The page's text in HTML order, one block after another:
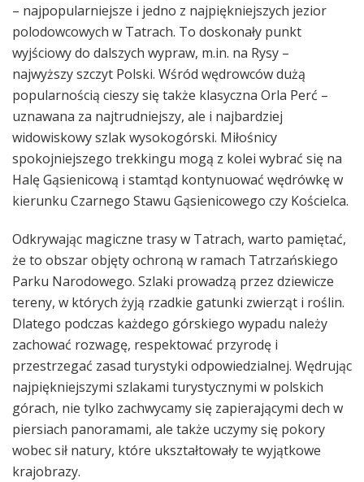
– najpopularniejsze i jedno z najpiękniejszych jezior
polodowcowych w Tatrach. To doskonały punkt
wyjściowy do dalszych wypraw, m.in. na Rysy –
najwyższy szczyt Polski. Wśród wędrowców dużą
popularnością cieszy się także klasyczna Orla Perć –
uznawana za najtrudniejszy, ale i najbardziej
widowiskowy szlak wysokogórski. Miłośnicy
spokojniejszego trekkingu mogą z kolei wybrać się na
Halę Gąsienicową i stamtąd kontynuować wędrówkę w
kierunku Czarnego Stawu Gąsienicowego czy Kościelca.
Odkrywając magiczne trasy w Tatrach, warto pamiętać,
że to obszar objęty ochroną w ramach Tatrzańskiego
Parku Narodowego. Szlaki prowadzą przez dziewicze
tereny, w których żyją rzadkie gatunki zwierząt i roślin.
Dlatego podczas każdego górskiego wypadu należy
zachować rozwagę, respektować przyrodę i
przestrzegać zasad turystyki odpowiedzialnej. Wędrując
najpiękniejszymi szlakami turystycznymi w polskich
górach, nie tylko zachwycamy się zapierającymi dech w
piersiach panoramami, ale także uczymy się pokory
wobec sił natury, które ukształtowały te wyjątkowe
krajobrazy.